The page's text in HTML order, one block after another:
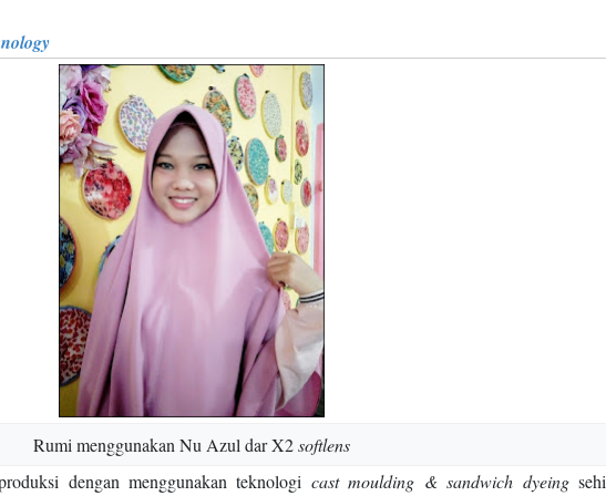
Rumi menggunakan Nu Azul dar X2softlens
dengan menggunakan teknologi cast moulding & sandwich dyeing